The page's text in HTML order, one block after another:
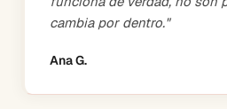
cambia por dentro."
Ana G.